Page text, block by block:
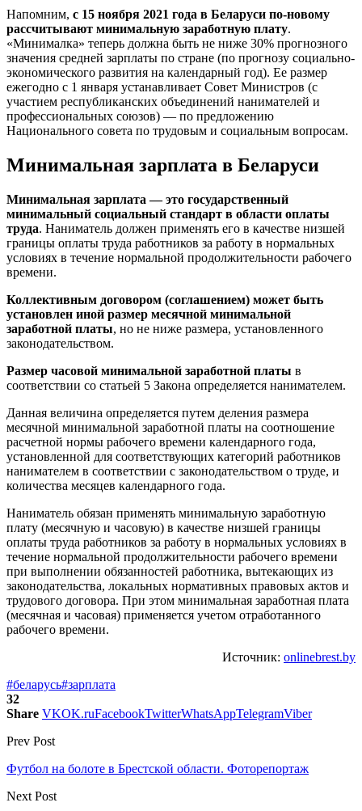
Напомним, с 15 ноября 2021 года в Беларуси по-новому
рассчитывают минимальную заработную плату.
«Минималка» теперь должна быть не ниже 30% прогнозного
значения средней зарплаты по стране (по прогнозу социально-
экономического развития на календарный год). Ее размер
ежегодно с 1 января устанавливает Совет Министров (с
участием республиканских объединений нанимателей и
профессиональных союзов) — по предложению
Национального совета по трудовым и социальным вопросам.
Минимальная зарплата в Беларуси
Минимальная зарплата — это государственный
минимальный социальный стандарт в области оплаты
труда. Наниматель должен применять его в качестве низшей
границы оплаты труда работников за работу в нормальных
условиях в течение нормальной продолжительности рабочего
времени.
Коллективным договором (соглашением) может быть
установлен иной размер месячной минимальной
заработной платы, но не ниже размера, установленного
законодательством.
Размер часовой минимальной заработной платы в
соответствии со статьей 5 Закона определяется нанимателем.
Данная величина определяется путем деления размера
месячной минимальной заработной платы на соотношение
расчетной нормы рабочего времени календарного года,
установленной для соответствующих категорий работников
нанимателем в соответствии с законодательством о труде, и
количества месяцев календарного года.
Наниматель обязан применять минимальную заработную
плату (месячную и часовую) в качестве низшей границы
оплаты труда работников за работу в нормальных условиях в
течение нормальной продолжительности рабочего времени
при выполнении обязанностей работника, вытекающих из
законодательства, локальных нормативных правовых актов и
трудового договора. При этом минимальная заработная плата
(месячная и часовая) применяется учетом отработанного
рабочего времени.
Источник: onlinebrest.by
#беларусь#зарплата
32
Share VKOK.ruFacebookTwitterWhatsAppTelegramViber
Prev Post
Футбол на болоте в Брестской области. Фоторепортаж
Next Post